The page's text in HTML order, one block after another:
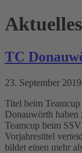
Aktuelles
TC
23. September 2019
Titel beim
Donauwörth haben
Teamcup beim
Vorjahrestitel
bildet einen mehr